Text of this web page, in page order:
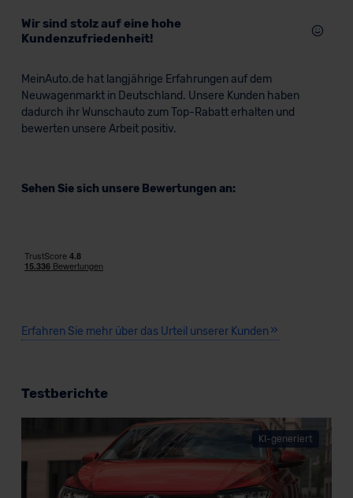
Wir sind stolz auf eine hohe
Kundenzufriedenheit!
MeinAuto.de hat langjährige Erfahrungen auf dem
Neuwagenmarkt in Deutschland. Unsere Kunden haben
dadurch ihr Wunschauto zum Top-Rabatt erhalten und
bewerten unsere Arbeit positiv.
Sehen Sie sich unsere Bewertungen an:
Erfahren Sie mehr über das Urteil unserer Kunden
Testberichte
KI-generiert